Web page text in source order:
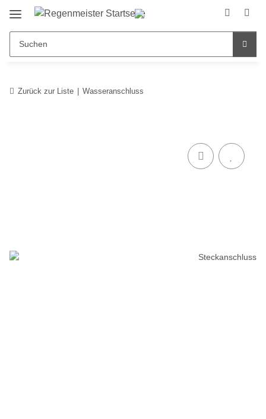
Zurück zur Liste Wasseranschluss